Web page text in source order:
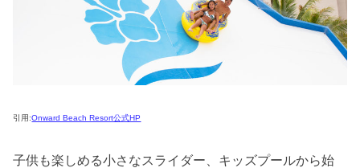
引用:Onward Beach Resort公式HP
子供も楽しめる小さなスライダー、キッズプールから始